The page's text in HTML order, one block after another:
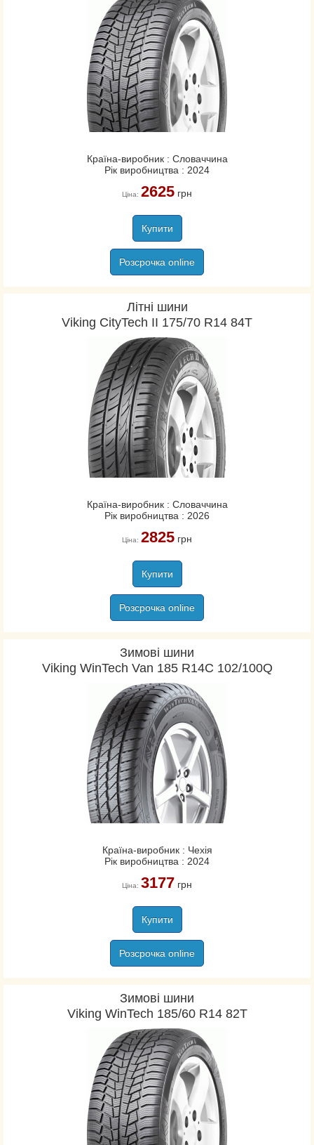
Країна-виробник : Словаччина
Рік виробництва : 2024
Ціна: 2625грн
Купити
Розсрочка online
Літні шини
Viking CityTech II 175/70 R14 84T
Країна-виробник : Словаччина
Рік виробництва : 2026
Ціна: 2825грн
Купити
Розсрочка online
Зимові шини
Viking WinTech Van 185 R14C 102/100Q
Країна-виробник : Чехія
Рік виробництва : 2024
Ціна: 3177грн
Купити
Розсрочка online
Зимові шини
Viking WinTech 185/60 R14 82T